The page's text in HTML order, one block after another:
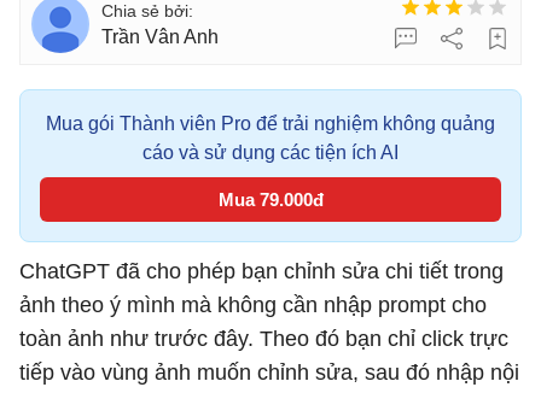
Trần Vân Anh
Mua gói Thành viên Pro để trải nghiệm không quảng
cáo và sử dụng các tiện ích AI
Mua 79.000đ
ChatGPT đã cho phép bạn chỉnh sửa chi tiết trong
ảnh theo ý mình mà không cần nhập prompt cho
toàn ảnh như trước đây. Theo đó bạn chỉ click trực
tiếp vào vùng ảnh muốn chỉnh sửa, sau đó nhập nội